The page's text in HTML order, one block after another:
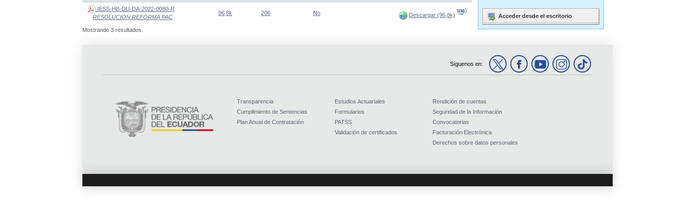
IESS-HB-DU-DA-2022-0080-R
RESOLUCION REFORMA PAC
96,8k 206 No Descargar (96,8k)
(Abre una nueva ventana)
Mostrando 3 resultados.
Acceder desde el escritorio
Síguenos en:
Transparencia
Cumplimiento de Sentencias
Plan Anual de Contratación
Estudios Actuariales
Formularios
PATSS
Validación de certificados
Rendición de cuentas
Seguridad de la Información
Convocatorias
Facturación Electrónica
Derechos sobre datos personales